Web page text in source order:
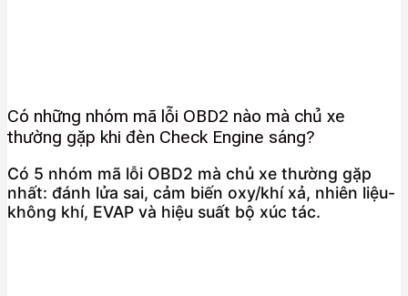
Có những nhóm mã lỗi OBD2 nào mà chủ xe
thường gặp khi đèn Check Engine sáng?
Có 5 nhóm mã lỗi OBD2 mà chủ xe thường gặp
nhất: đánh lửa sai, cảm biến oxy/khí xả, nhiên liệu-
không khí, EVAP và hiệu suất bộ xúc tác.